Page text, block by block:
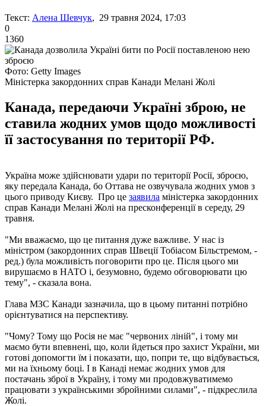
Текст: Алена Шевчук, 29 травня 2024, 17:03
0
1360
Фото: Getty Images
Міністерка закордонних справ Канади Мелані Жолі
Канада, передаючи Україні зброю, не
ставила жодних умов щодо можливості
її застосування по території РФ.
Україна може здійснювати удари по території Росії, зброєю,
яку передала Канада, бо Оттава не озвучувала жодних умов з
цього приводу Києву. Про це заявила міністерка закордонних
справ Канади Мелані Жолі на пресконференції в середу, 29
травня.
"Ми вважаємо, що це питання дуже важливе. У нас із
міністром (закордонних справ Швеції Тобіасом Більстремом, -
ред.) була можливість поговорити про це. Після цього ми
вирушаємо в НАТО і, безумовно, будемо обговорювати цю
тему", - сказала вона.
Глава МЗС Канади зазначила, що в цьому питанні потрібно
орієнтуватися на перспективу.
"Чому? Тому що Росія не має "червоних ліній", і тому ми
маємо бути впевнені, що, коли йдеться про захист України, ми
готові допомогти їм і показати, що, попри те, що відбувається,
ми на їхньому боці. І в Канаді немає жодних умов для
постачань зброї в Україну, і тому ми продовжуватимемо
працювати з українськими збройними силами", - підкреслила
Жолі.